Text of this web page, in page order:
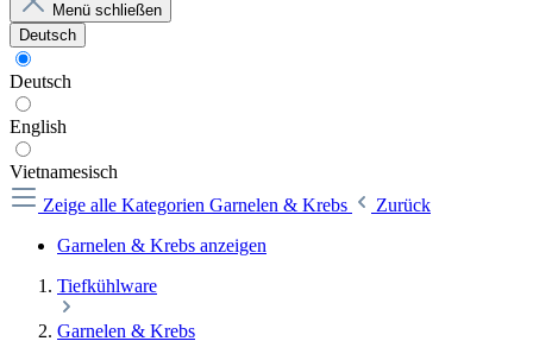
Menü schließen
Deutsch
Deutsch
English
Vietnamesisch
Zeige alle Kategorien Garnelen & Krebs
Zurück
Garnelen & Krebs anzeigen
Tiefkühlware
Garnelen & Krebs